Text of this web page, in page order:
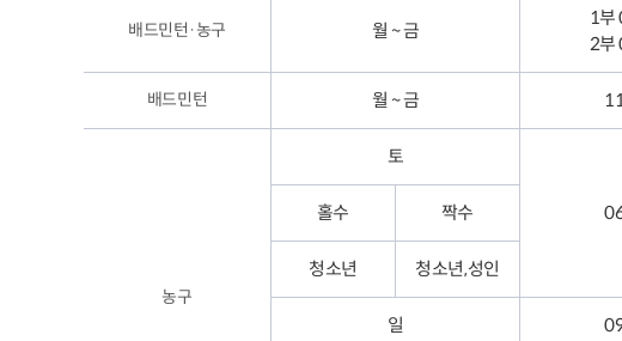
배드민턴·농구 월 ~ 금
1부
2부
배드민턴 월 ~ 금
농구
토
홀수 짝수
청소년 청소년,성인
일